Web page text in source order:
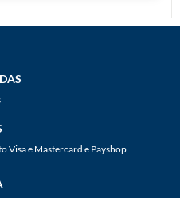
Visa e Mastercard e Payshop